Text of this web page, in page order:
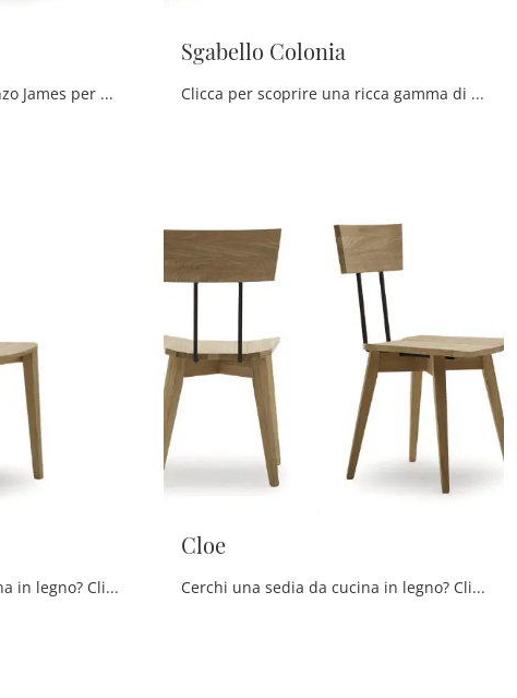
Ecco a te la sedia da pranzo James per atmosfere moderne, tra le più esclusive Sedie fisse di Devina Nais.
Sgabello Colonia
Clicca per scoprire una ricca gamma di sedie sgabelli per stanze moderne: il modello Sgabello Colonia di Devina Nais ti aspetta!
Cerchi una sedia da cucina in legno? Clicca e scopri il modello Vintage di Devina Nais per ultimare i tuoi interni perfettamente.
Cloe
Cerchi una sedia da cucina in legno? Clicca e scopri il modello Cloe di Devina Nais per ultimare i tuoi spazi al meglio.